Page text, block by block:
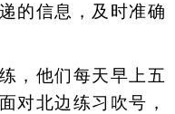
的信息，及时准确
他们每天早上五
对北边练习吹号，